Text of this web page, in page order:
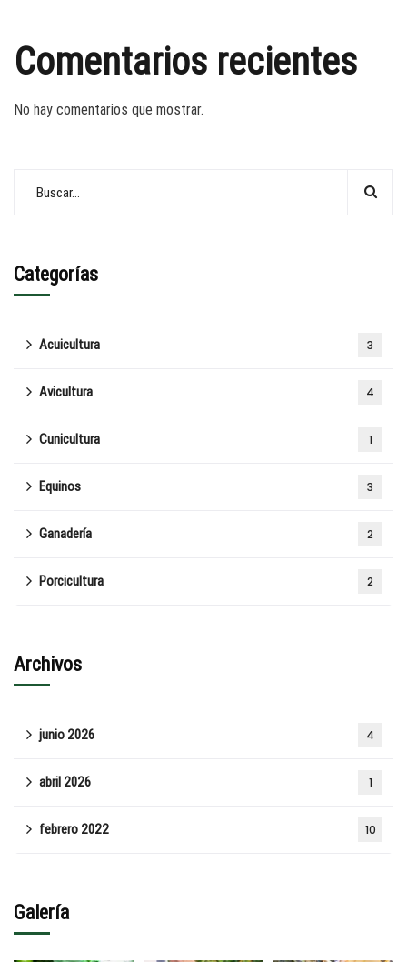
Comentarios recientes
No hay comentarios que mostrar.
Categorías
Acuicultura 3
Avicultura 4
Cunicultura 1
Equinos 3
Ganadería 2
Porcicultura 2
Archivos
junio 2026 4
abril 2026 1
febrero 2022 10
Galería